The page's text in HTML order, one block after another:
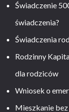
Świadczenie
świadczenia?
Świadczenia
Rodzinny
dla rodziców
Wniosek o
Mieszkanie